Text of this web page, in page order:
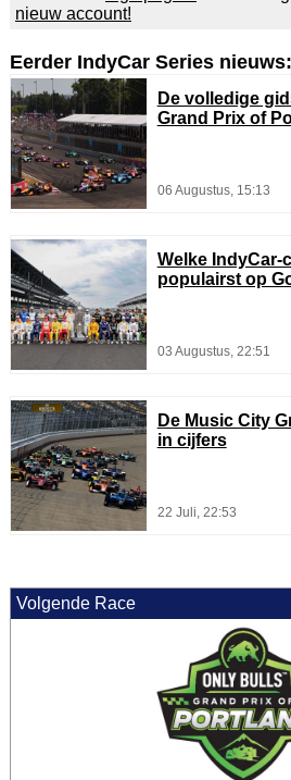
nieuw account!
Eerder IndyCar Series nieuws:
De volledige
Grand Prix of
06 Augustus, 15:13
Welke IndyCar-
populairst op
03 Augustus, 22:51
De Music City
in cijfers
22 Juli, 22:53
Volgende Race